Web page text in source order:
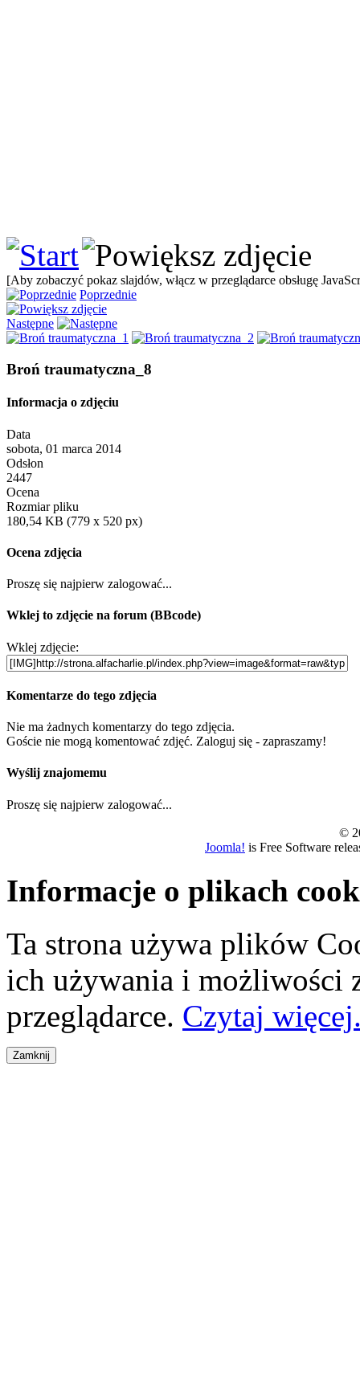
[Aby zobaczyć pokaz slajdów, włącz w przeglądarce obsługę
Poprzednie
Następne
Broń traumatyczna_8
Informacja o zdjęciu
Data
sobota, 01 marca 2014
Odsłon
2447
Ocena
Rozmiar pliku
180,54 KB (779 x 520 px)
Ocena zdjęcia
Proszę się najpierw zalogować...
Wklej to zdjęcie na forum (BBcode)
Wklej zdjęcie:
Komentarze do tego zdjęcia
Nie ma żadnych komentarzy do tego zdjęcia.
Goście nie mogą komentować zdjęć. Zaloguj się - zapraszamy!
Wyślij znajomemu
Proszę się najpierw zalogować...
©
Joomla! is Free Software
Informacje o plikach
Ta strona używa plików
ich używania i możliwości
przeglądarce. Czytaj